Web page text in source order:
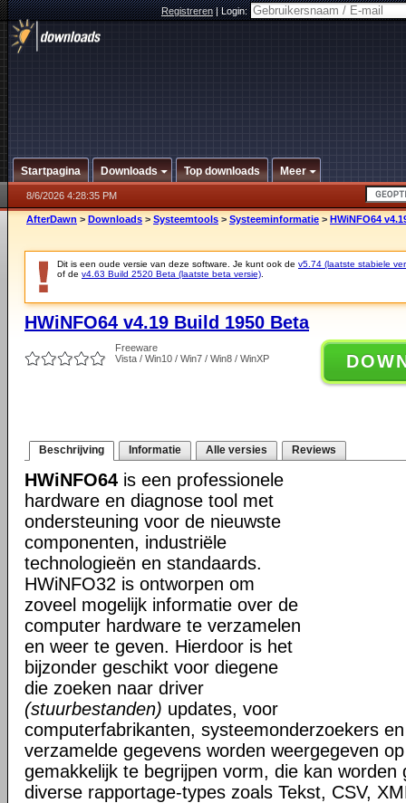
Registreren|Login:
Startpagina Downloads Top downloads Meer
8/6/2026 4:28:35 PM
AfterDawn > Downloads > Systeemtools > Systeeminformatie > HWiNFO64
Dit is een oude versie van deze software. Je kunt ook de v5.74 (laatste stabiele
of de v4.63 Build 2520 Beta (laatste beta versie)
HWiNFO64 v4.19 Build 1950 Beta
Freeware
Vista / Win10 / Win7 / Win8 / WinXP
Beschrijving Informatie Alle versies Reviews
HWiNFO64 is een professionele
hardware en diagnose tool met
ondersteuning voor de nieuwste
componenten, industriële
technologieën en standaards.
HWiNFO32 is ontworpen om
zoveel mogelijk informatie over de
computer hardware te verzamelen
en weer te geven. Hierdoor is het
bijzonder geschikt voor diegene
die zoeken naar driver
(stuurbestanden) updates, voor
computerfabrikanten, systeemonderzoekers
verzamelde gegevens worden weergegeven
gemakkelijk te begrijpen vorm, die kan worden
diverse rapportage-types zoals Tekst, CSV,